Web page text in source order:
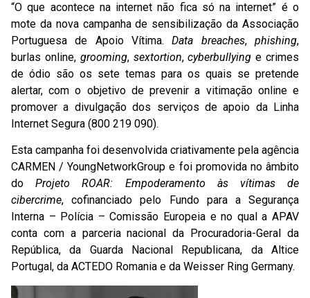
“O que acontece na internet não fica só na internet” é o
mote da nova campanha de sensibilização da Associação
Portuguesa de Apoio Vítima.Data breaches,phishing,
burlas online, grooming, sextortion,cyberbullying e crimes
de ódio são os sete temas para os quais se pretende
alertar, com o objetivo de prevenir a vitimação online e
promover a divulgação dos serviços de apoio da Linha
Internet Segura (800 219 090).
Esta campanha foi desenvolvida criativamente pela agência
CARMEN / YoungNetworkGroup e foi promovida no âmbito
doProjeto ROAR: Empoderamento às vítimas de
cibercrime, cofinanciado pelo Fundo para a Segurança
Interna – Polícia – Comissão Europeia e no qual a APAV
conta com a parceria nacional da Procuradoria-Geral da
República, da Guarda Nacional Republicana, da Altice
Portugal, da ACTEDO Romania e da Weisser Ring Germany.